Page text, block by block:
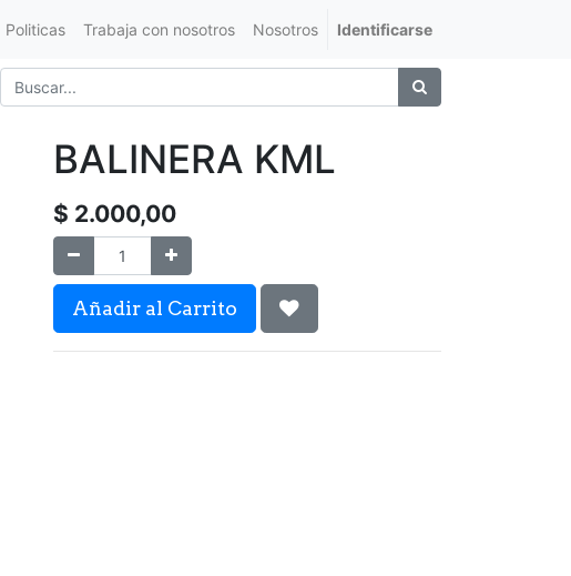
Politicas Trabaja con nosotros Nosotros Identificarse
BALINERA KML
$ 2.000,00
Añadir al Carrito